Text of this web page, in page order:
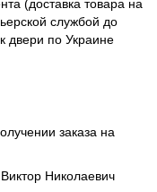
(доставка товара на
службой до
двери по Украине
заказа на
Николаевич